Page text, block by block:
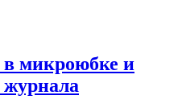
микроюбке и
журнала